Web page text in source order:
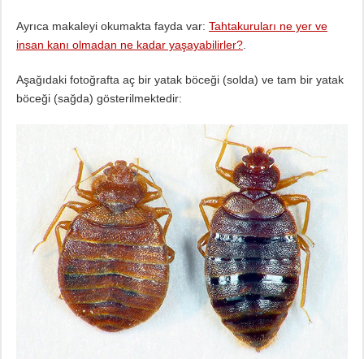
Ayrıca makaleyi okumakta fayda var: Tahtakuruları ne yer ve
insan kanı olmadan ne kadar yaşayabilirler?.
Aşağıdaki fotoğrafta aç bir yatak böceği (solda) ve tam bir yatak
böceği (sağda) gösterilmektedir: